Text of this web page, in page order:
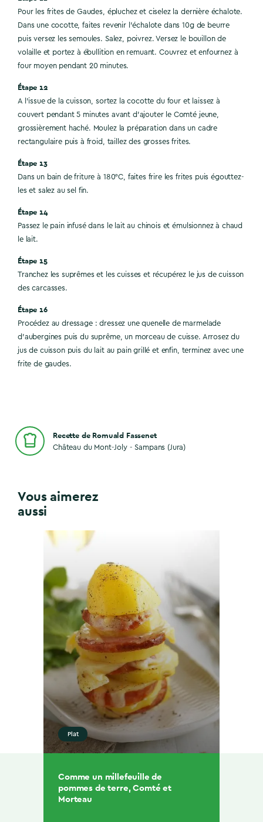
Pour les frites de Gaudes, épluchez et ciselez la dernière échalote.
Dans une cocotte, faites revenir l’échalote dans 10g de beurre
puis versez les semoules. Salez, poivrez. Versez le bouillon de
volaille et portez à ébullition en remuant. Couvrez et enfournez à
four moyen pendant 20 minutes.
Étape 12
A l’issue de la cuisson, sortez la cocotte du four et laissez à
couvert pendant 5 minutes avant d’ajouter le Comté jeune,
grossièrement haché. Moulez la préparation dans un cadre
rectangulaire puis à froid, taillez des grosses frites.
Étape 13
Dans un bain de friture à 180°C, faites frire les frites puis égouttez-
les et salez au sel fin.
Étape 14
Passez le pain infusé dans le lait au chinois et émulsionnez à chaud
le lait.
Étape 15
Tranchez les suprêmes et les cuisses et récupérez le jus de cuisson
des carcasses.
Étape 16
Procédez au dressage : dressez une quenelle de marmelade
d’aubergines puis du suprême, un morceau de cuisse. Arrosez du
jus de cuisson puis du lait au pain grillé et enfin, terminez avec une
frite de gaudes.
Recette de Romuald Fassenet
Château du Mont-Joly - Sampans (Jura)
Vous aimerez
aussi
Plat
Comme un millefeuille de
pommes de terre, Comté et
Morteau